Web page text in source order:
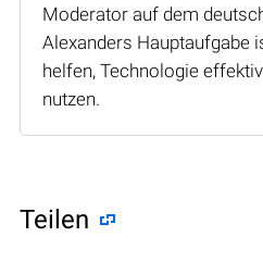
Moderator auf dem
Alexanders Hauptaufgabe
helfen, Technologie
nutzen.
Teilen